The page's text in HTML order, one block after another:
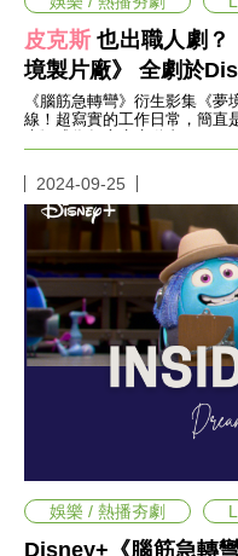
影
推
薦
時
尚
流
穿
妝
髮
型
拍
照
密
技
瘦
皮克斯也出職人劇？
境製片廠》 全劇於
《腦筋急轉彎》衍生影集《
線！超寫實的工作日常，簡直
2024-09-25
Disney+《腦筋急轉
娛樂 / 熱播夯劇